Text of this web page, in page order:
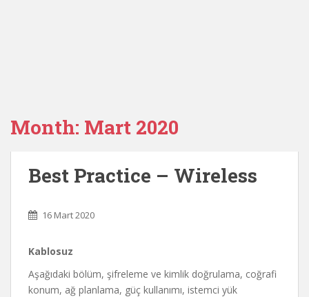
Month: Mart 2020
Best Practice – Wireless
16 Mart 2020
Kablosuz
Aşağıdaki bölüm, şifreleme ve kimlik doğrulama, coğrafi
konum, ağ planlama, güç kullanımı, istemci yük